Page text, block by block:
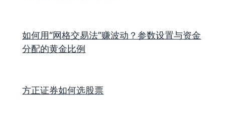
如何用“网格交易法”赚波动？参数设置与资金
分配的黄金比例
方正证券如何选股票